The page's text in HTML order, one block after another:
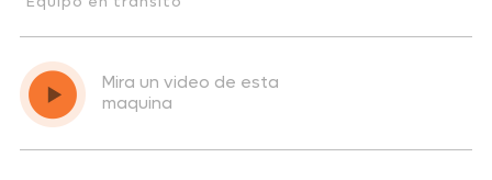
Mira un video de esta
maquina